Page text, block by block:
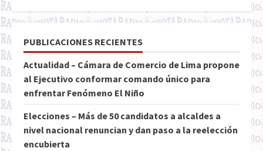
PUBLICACIONES RECIENTES
Actualidad – Cámara de Comercio de Lima propone
al Ejecutivo conformar comando único para
enfrentar Fenómeno El Niño
Elecciones – Más de 50 candidatos a alcaldes a
nivel nacional renuncian y dan paso a la reelección
encubierta